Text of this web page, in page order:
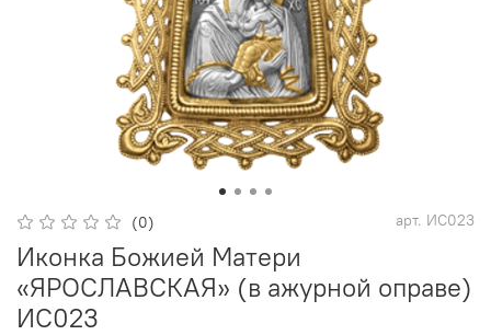
(0) арт. ИС023
Иконка Божией Матери
«ЯРОСЛАВСКАЯ» (в ажурной оправе)
ИС023